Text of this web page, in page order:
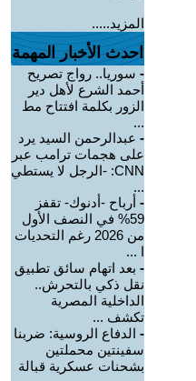
المزيد.....
احدث الأخبار المهمة
- سوريا.. رواج تصريح
أحمد الشرع لأهل دير
الزور بكلمة افتتاح مط
...
- عبدالرحمن السيد يرد
على هجمات ترامب عبر
CNN: -الرجل لا يستطي
...
- أرباح -أدنوك- تقفز
59% في النصف الأول
من 2026 رغم التحديات
ا ...
- بعد اتهام سائق تطبيق
نقل ذكي بالتحرش..
الداخلية المصرية
تكشف ...
- الدفاع الروسية: ضربنا
سفينتين محملتين
بشحنات عسكرية قبالة